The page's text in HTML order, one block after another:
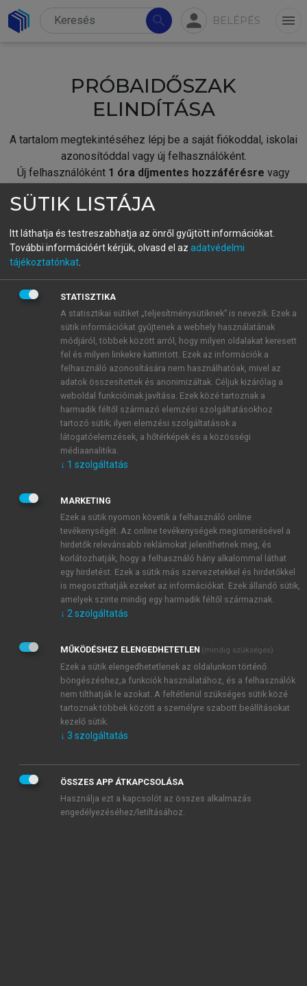
search person BELÉPÉS menu
PRÓBAIDŐSZAK
ELINDÍTÁSA
A tartalom megtekintéséhez lépj be a saját fiókoddal, iskolai
azonosítóddal vagy új felhasználóként.
Új felhasználóként 1 óra díjmentes hozzáférésre vagy
fiókoddal,vagy hozz létre új fiókot.
A regisztráció után apróbaidőszakautomatikusan
BELÉPÉS SAJÁT FIÓKKAL
ÚJ FIÓK LÉTREHOZÁSA
1 óra díjmentes hozzáférés
E-MAIL-CÍM
JELSZÓ
JELSZÓ ÚJRA
Kérek értesítést a MeRSZ újdonságairól, akcióiról.
Kérek értesítést az Akadémiai Kiadó Zrt. újdonságairól,
Adatkezelési tájékoztatóbanfoglaltakat tudomásul
veszem és elfogadom.
Általános vásárlási feltételeket, valamint a szotar.netés a
mersz.huoldalak licencszerződéseiben foglaltakat
tudomásul veszem és elfogadom.
KIPRÓBÁLOM
SÜTIK LISTÁJA
Itt láthatja és testreszabhatja az önről gyűjtött információkat.
További információért kérjük, olvasd el az adatvédelmi
tájékoztatónkat
STATISZTIKA
A statisztikai sütiket „teljesítménysütiknek” is nevezik. Ezek a
sütik információkat gyűjtenek a webhely használatának
módjáról, többek között arról, hogy milyen oldalakat keresett
fel és milyen linkekre kattintott. Ezek az információk a
felhasználó azonosítására nem használhatóak, mivel az
adatok összesítettek és anonimizáltak. Céljuk kizárólag a
weboldal funkcióinak javítása. Ezek közé tartoznak a
harmadik féltől származó elemzési szolgáltatásokhoz
tartozó sütik; ilyen elemzési szolgáltatások a
látogatóelemzések, a hőtérképek és a közösségi
médiaanalitika.
↓ 1 szolgáltatás
MARKETING
Ezek a sütik nyomon követik a felhasználó online
tevékenységét. Az online tevékenységek megismerésével a
hirdetők relevánsabb reklámokat jeleníthetnek meg, és
korlátozhatják, hogy a felhasználó hány alkalommal láthat
egy hirdetést. Ezek a sütik más szervezetekkel és hirdetőkkel
is megoszthatják ezeket az információkat. Ezek állandó sütik,
amelyek szinte mindig egy harmadik féltől származnak.
↓ 2 szolgáltatás
MŰKÖDÉSHEZ ELENGEDHETETLEN (mindig szükséges)
Ezek a sütik elengedhetetlenek az oldalunkon történő
böngészéshez,a funkciók használatához, és a felhasználók
nem tilthatják le azokat. A feltétlenül szükséges sütik közé
tartoznak többek között a személyre szabott beállításokat
kezelő sütik.
↓ 3 szolgáltatás
ÖSSZES APP ÁTKAPCSOLÁSA
Használja ezt a kapcsolót az összes alkalmazás
engedélyezéséhez/letiltásához.